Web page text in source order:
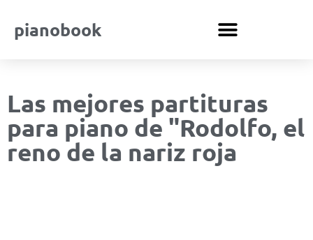
pianobook
Las mejores partituras
para piano de "Rodolfo, el
reno de la nariz roja